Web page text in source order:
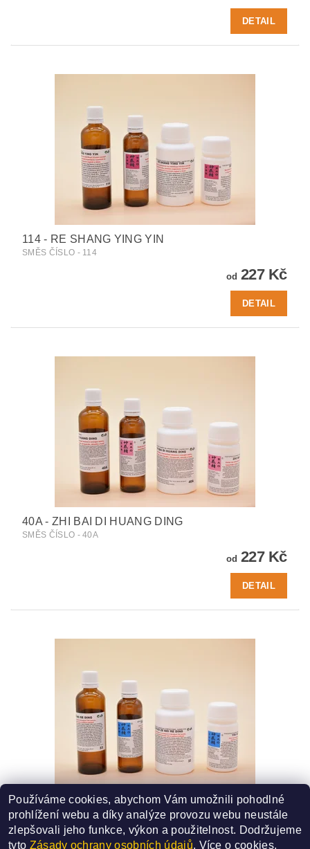
DETAIL
114 - RE SHANG YING YIN
SMĚS ČÍSLO - 114
od 227 Kč
DETAIL
40A - ZHI BAI DI HUANG DING
SMĚS ČÍSLO - 40A
od 227 Kč
DETAIL
33 - YIN XU ZE NEI RE DING
SMĚS ČÍSLO - 33
od227 Kč
Používáme cookies, abychom Vám umožnili pohodlné
prohlížení webu a díky analýze provozu webu neustále
zlepšovali jeho funkce, výkon a použitelnost. Dodržujeme
tyto Zásady ochrany osobních údajů. Více o cookies,